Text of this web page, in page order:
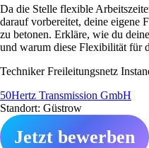
Da die Stelle flexible
darauf vorbereitet, deine eigene
zu betonen. Erkläre, wie du
und warum diese Flexibilität für
Techniker Freileitungsnetz
50Hertz Transmission GmbH
Standort: Güstrow
Jetzt bewerben